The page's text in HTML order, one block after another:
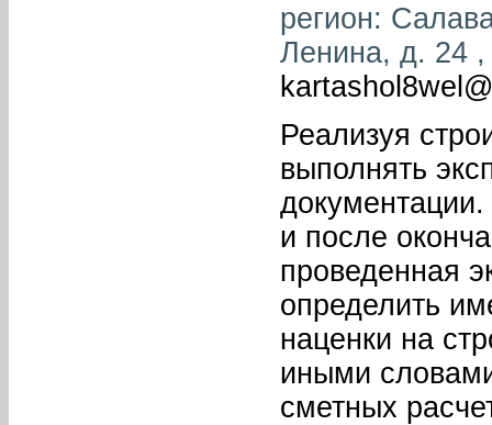
регион:
Ленина, д. 24
Реализуя
выполнять
и после
проведенная
определить
наценки на
иными
сметных